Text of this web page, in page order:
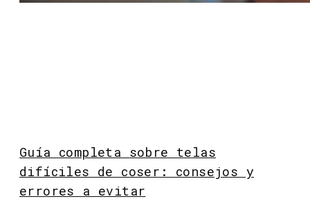
Guía completa sobre telas
difíciles de coser: consejos y
errores a evitar